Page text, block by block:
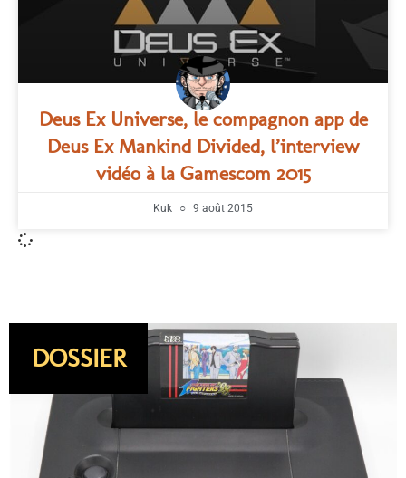
Deus Ex Universe, le compagnon app de
Deus Ex Mankind Divided, l’interview
vidéo à la Gamescom 2015
Kuk 9 août 2015
DOSSIER